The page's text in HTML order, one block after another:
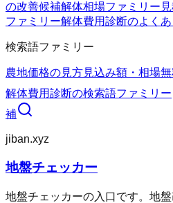
の改善候補解体相場ファミリー
ファミリー解体費用診断のよく
検索語ファミリー
農地価格の見方見込み額・相場
解体費用診断の検索語ファミリー
補
jiban.xyz
地盤チェッカー
地盤チェッカーの入口です。地